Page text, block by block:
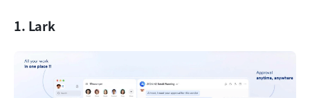
1. Lark